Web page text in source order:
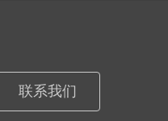
联系我们